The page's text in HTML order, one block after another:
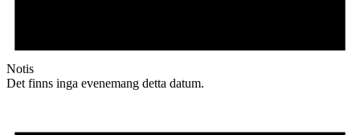
Notis
Det finns inga evenemang detta datum.